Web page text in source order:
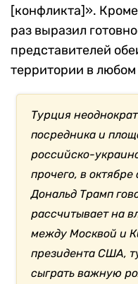
[конфликта]».
раз выразил
представителей
территории в
Турция
посредника и
российско-
прочего, в
Дональд Трамп
рассчитывает на
между Москвой и
президента США,
сыграть важную